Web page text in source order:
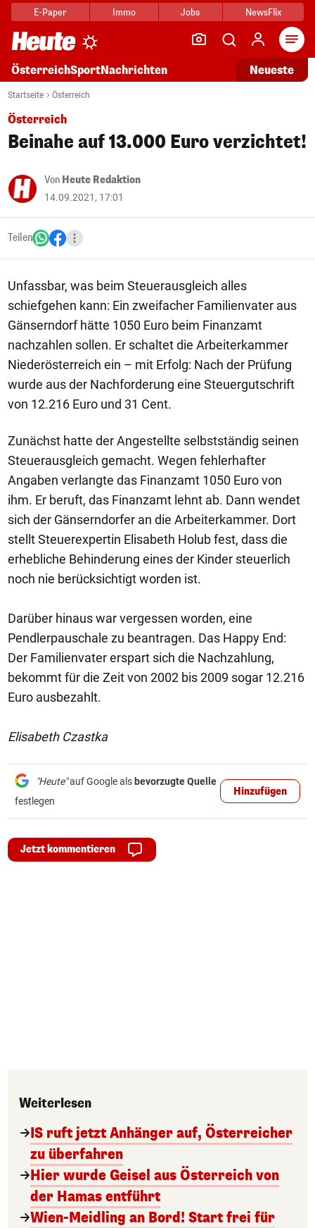
E-Paper Immo Jobs NewsFlix
ÖsterreichSportNachrichten Neueste
Startseite Österreich
Österreich
Beinahe auf 13.000 Euro verzichtet!
Von Heute Redaktion
14.09.2021, 17:01
Teilen
Unfassbar, was beim Steuerausgleich alles
schiefgehen kann: Ein zweifacher Familienvater aus
Gänserndorf hätte 1050 Euro beim Finanzamt
nachzahlen sollen. Er schaltet die Arbeiterkammer
Niederösterreich ein – mit Erfolg: Nach der Prüfung
wurde aus der Nachforderung eine Steuergutschrift
von 12.216 Euro und 31 Cent.
Zunächst hatte der Angestellte selbstständig seinen
Steuerausgleich gemacht. Wegen fehlerhafter
Angaben verlangte das Finanzamt 1050 Euro von
ihm. Er beruft, das Finanzamt lehnt ab. Dann wendet
sich der Gänserndorfer an die Arbeiterkammer. Dort
stellt Steuerexpertin Elisabeth Holub fest, dass die
erhebliche Behinderung eines der Kinder steuerlich
noch nie berücksichtigt worden ist.
Darüber hinaus war vergessen worden, eine
Pendlerpauschale zu beantragen. Das Happy End:
Der Familienvater erspart sich die Nachzahlung,
bekommt für die Zeit von 2002 bis 2009 sogar 12.216
Euro ausbezahlt.
Elisabeth Czastka
"Heute"auf Google als bevorzugte Quelle
festlegen
Hinzufügen
Jetzt kommentieren
Weiterlesen
IS ruft jetzt Anhänger auf, Österreicher
zu überfahren
Hier wurde Geisel aus Österreich von
der Hamas entführt
Wien-Meidling an Bord! Start frei für